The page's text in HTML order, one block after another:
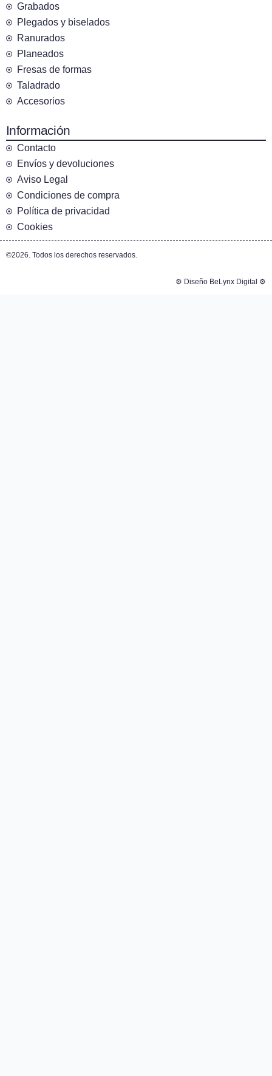
Grabados
Plegados y biselados
Ranurados
Planeados
Fresas de formas
Taladrado
Accesorios
Información
Contacto
Envíos y devoluciones
Aviso Legal
Condiciones de compra
Política de privacidad
Cookies
©2026. Todos los derechos reservados.
⚙️ Diseño BeLynx Digital ⚙️